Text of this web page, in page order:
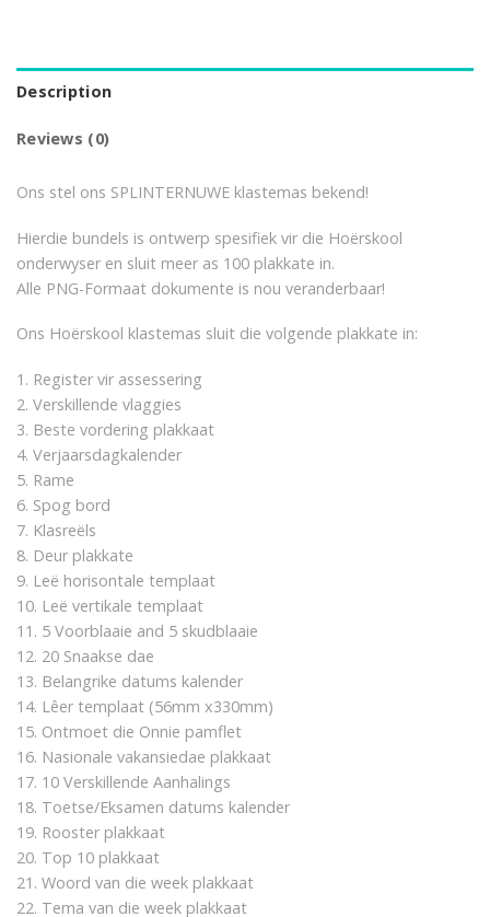
Description
Reviews (0)
Ons stel ons SPLINTERNUWE klastemas bekend!
Hierdie bundels is ontwerp spesifiek vir die Hoërskool
onderwyser en sluit meer as 100 plakkate in.
Alle PNG-Formaat dokumente is nou veranderbaar!
Ons Hoërskool klastemas sluit die volgende plakkate in:
1. Register vir assessering
2. Verskillende vlaggies
3. Beste vordering plakkaat
4. Verjaarsdagkalender
5. Rame
6. Spog bord
7. Klasreëls
8. Deur plakkate
9. Leë horisontale templaat
10. Leë vertikale templaat
11. 5 Voorblaaie and 5 skudblaaie
12. 20 Snaakse dae
13. Belangrike datums kalender
14. Lêer templaat (56mm x330mm)
15. Ontmoet die Onnie pamflet
16. Nasionale vakansiedae plakkaat
17. 10 Verskillende Aanhalings
18. Toetse/Eksamen datums kalender
19. Rooster plakkaat
20. Top 10 plakkaat
21. Woord van die week plakkaat
22. Tema van die week plakkaat